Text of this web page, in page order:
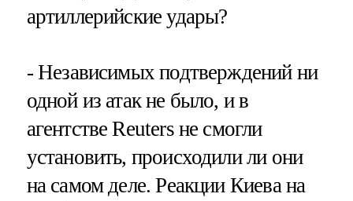
артиллерийские удары?
- Независимых подтверждений ни
одной из атак не было, и в
агентстве Reuters не смогли
установить, происходили ли они
на самом деле. Реакции Киева на